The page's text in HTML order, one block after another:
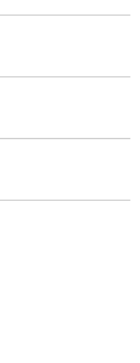
mehrere
Die